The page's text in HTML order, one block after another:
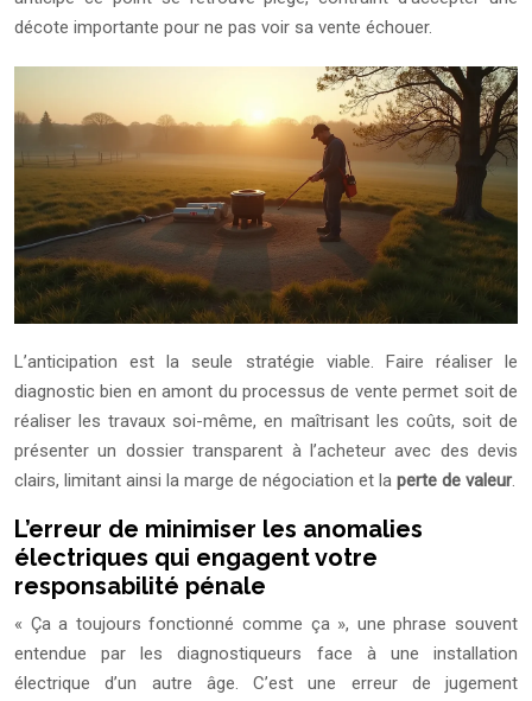
décote importante pour ne pas voir sa vente échouer.
L’anticipation est la seule stratégie viable. Faire réaliser le
diagnostic bien en amont du processus de vente permet soit de
réaliser les travaux soi-même, en maîtrisant les coûts, soit de
présenter un dossier transparent à l’acheteur avec des devis
clairs, limitant ainsi la marge de négociation et la perte de valeur.
L’erreur de minimiser les anomalies
électriques qui engagent votre
responsabilité pénale
« Ça a toujours fonctionné comme ça », une phrase souvent
entendue par les diagnostiqueurs face à une installation
électrique d’un autre âge. C’est une erreur de jugement